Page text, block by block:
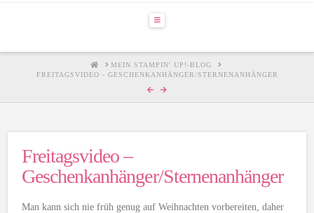
Navigation
HOMEMEIN STAMPIN' UP!-BLOG
FREITAGSVIDEO - GESCHENKANHÄNGER/STERNENANHÄNGER
Freitagsvideo –
Geschenkanhänger/Sternenanhänger
Man kann sich nie früh genug auf Weihnachten vorbereiten, daher